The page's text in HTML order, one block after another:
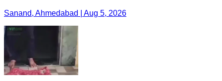
Sanand, Ahmedabad | Aug 5, 2026